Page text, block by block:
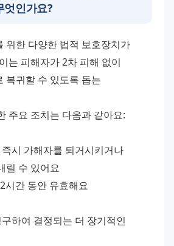
엇인가요?
위한 다양한 법적 보호장치가
는 피해자가 2차 피해 없이
복귀할 수 있도록 돕는
주요 조치는 다음과 같아요:
시 가해자를 퇴거시키거나
릴 수 있어요
시간 동안 유효해요
하여 결정되는 더 장기적인